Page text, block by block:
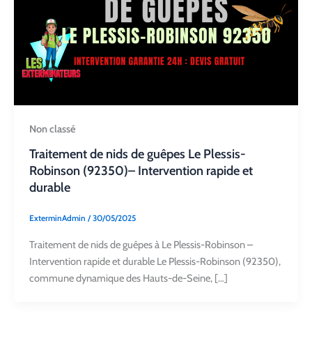
Non classé
Traitement de nids de guêpes Le Plessis-
Robinson (92350)– Intervention rapide et
durable
ExterminAdmin /30/05/2025
Traitement de nids de guêpes à Le Plessis-Robinson –
Intervention rapide et durable Le Plessis-Robinson (92350),
commune dynamique des Hauts-de-Seine, […]